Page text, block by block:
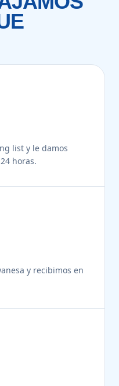
list y le damos
horas.
y recibimos en